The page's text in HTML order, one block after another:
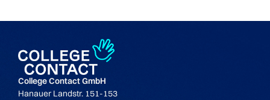
College Contact GmbH
Hanauer Landstr. 151-153